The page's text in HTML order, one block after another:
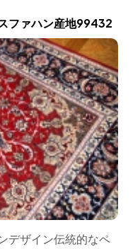
ファハン産地99432
デザイン伝統的なペ